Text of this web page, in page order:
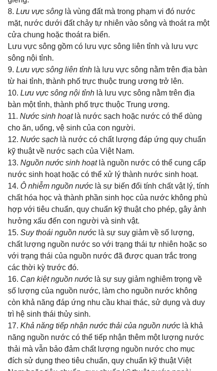
8. Lưu vực sông là vùng đất mà trong phạm vi đó nước
mặt, nước dưới đất chảy tự nhiên vào sông và thoát ra một
cửa chung hoặc thoát ra biển.
Lưu vực sông gồm có lưu vực sông liên tỉnh và lưu vực
sông nội tỉnh.
9. Lưu vực sông liên tỉnh là lưu vực sông nằm trên địa bàn
từ hai tỉnh, thành phố trực thuộc trung ương trở lên.
10. Lưu vực sông nội tỉnh là lưu vực sông nằm trên địa
bàn một tỉnh, thành phố trực thuộc Trung ương.
11. Nước sinh hoạtlà nước sạch hoặc nước có thể dùng
cho ăn, uống, vệ sinh của con người.
12. Nước sạch là nước có chất lượng đáp ứng quy chuẩn
kỹ thuật về nước sạch của Việt Nam.
13. Nguồn nước sinh hoạtlà nguồn nước có thể cung cấp
nước sinh hoạt hoặc có thể xử lý thành nước sinh hoạt.
14. Ô nhiễm nguồn nước là sự biến đổi tính chất vật lý, tính
chất hóa học và thành phần sinh học của nước không phù
hợp với tiêu chuẩn, quy chuẩn kỹ thuật cho phép, gây ảnh
hưởng xấu đến con người và sinh vật.
15. Suy thoái nguồn nước là sự suy giảm về số lượng,
chất lượng nguồn nước so với trạng thái tự nhiên hoặc so
với trạng thái của nguồn nước đã được quan trắc trong
các thời kỳ trước đó.
16. Cạn kiệt nguồn nước là sự suy giảm nghiêm trọng về
số lượng của nguồn nước, làm cho nguồn nước không
còn khả năng đáp ứng nhu cầu khai thác, sử dụng và duy
trì hệ sinh thái thủy sinh.
17. Khả năng tiếp nhận nước thải của nguồn nước là khả
năng nguồn nước có thể tiếp nhận thêm một lượng nước
thải mà vẫn bảo đảm chất lượng nguồn nước cho mục
đích sử dụng theo tiêu chuẩn, quy chuẩn kỹ thuật Việt